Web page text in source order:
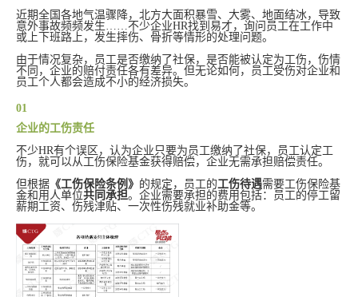
近期全国各地气温骤降，北方大面积暴雪、大雾、地面结冰，导致
意外事故频频发生……不少企业HR找到易才，询问员工在工作中
或上下班路上，发生摔伤、骨折等情形的处理问题。
由于情况复杂，员工是否缴纳了社保，是否能被认定为工伤，伤情
不同，企业的赔付责任各有差异。但无论如何，员工受伤对企业和
员工个人都会造成不小的经济损失。
01
企业的工伤责任
不少HR有个误区，认为企业只要为员工缴纳了社保，员工认定工
伤，就可以从工伤保险基金获得赔偿，企业无需承担赔偿责任。
但根据 《工伤保险条例》 的规定，员工的工伤待遇需要工伤保险基
金和用人单位共同承担。企业需要承担的费用包括：员工的停工留
薪期工资、伤残津贴、一次性伤残就业补助金等。